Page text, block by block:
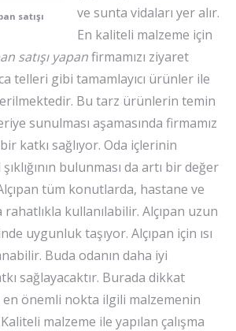
satışı
ve sunta vidaları yer alır.
En kaliteli malzeme için
satışı yapanfirmamızı ziyaret
telleri gibi tamamlayıcı ürünler ile
Bu tarz ürünlerin temin
sunulması aşamasında firmamız
katkı sağlıyor. Oda içlerinin
bulunması da artı bir değer
tüm konutlarda, hastane ve
kullanılabilir. Alçıpan uzun
uygunluk taşıyor. Alçıpan için ısı
Buda odanın daha iyi
sağlayacaktır. Burada dikkat
önemli nokta ilgili malzemenin
malzeme ile yapılan çalışma